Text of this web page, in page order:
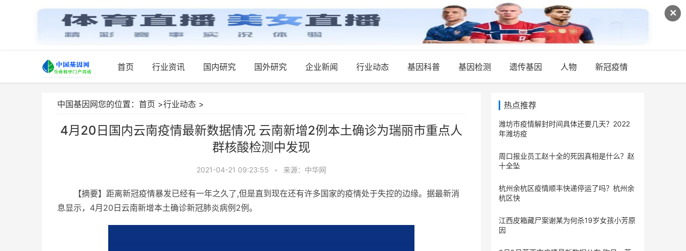
✕
首页 行业资讯 国内研究 国外研究 企业新闻 行业动态 基因科普 基因检测 遗传基因 人物 新冠疫情
中国基因网您的位置： 首页 >行业动态 >
4月20日国内云南疫情最新数据情况 云南新增2例本土确诊为瑞丽市重点人
群核酸检测中发现
2021-04-21 09:23:55 • 来源：中华网
【摘要】距离新冠疫情暴发已经有一年之久了,但是直到现在还有许多国家的疫情处于失控的边缘。据最新消
息显示，4月20日云南新增本土确诊新冠肺炎病例2例。
热点推荐
潍坊市疫情解封时间具体还要几天？2022
年潍坊疫
周口报业员工赵十全的死因真相是什么？赵
十全坠
杭州余杭区疫情顺丰快递停运了吗？杭州余
杭区快
江西皮箱藏尸案谢某为何杀19岁女孩小芳原
因